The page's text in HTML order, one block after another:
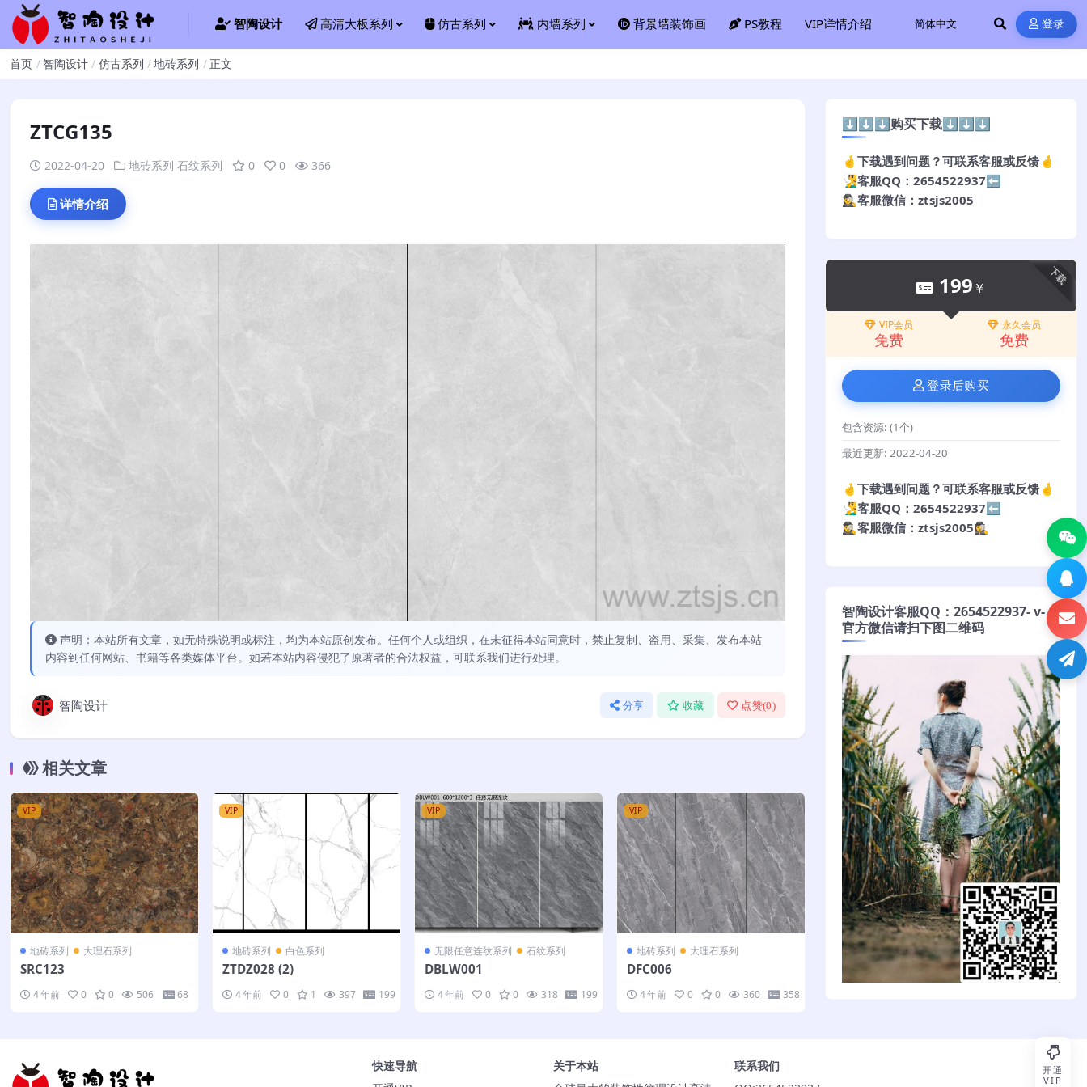
智陶设计 高清大板系列 仿古系列 内墙系列 背景墙装饰画 PS教程 VIP详情介绍 登录
首页 智陶设计 仿古系列 地砖系列 正文
ZTCG135
2022-04-20 地砖系列 石纹系列 0 0 366
详情介绍
声明：本站所有文章，如无特殊说明或标注，均为本站原创发布。任何个人或组织，在未征得本站同意时，禁止复制、盗用、采集、发布本站
内容到任何网站、书籍等各类媒体平台。如若本站内容侵犯了原著者的合法权益，可联系我们进行处理。
智陶设计 分享 收藏 点赞(0)
相关文章
VIP
地砖系列 大理石系列
SRC123
4 年前 0 0 506 68
VIP
地砖系列 白色系列
ZTDZ028 (2)
4 年前 0 1 397 199
VIP
无限任意连纹系列 石纹系列
DBLW001
4 年前 0 0 318 199
VIP
地砖系列 大理石系列
DFC006
4 年前 0 0 360 358
⬇️⬇️⬇️购买下载⬇️⬇️⬇️
🤞下载遇到问题？可联系客服或反馈🤞
🧏‍♂️客服QQ：2654522937⬅️
🕵️‍♀️客服微信：ztsjs2005
下载
199 ￥
VIP会员
免费
永久会员
免费
登录后购买
包含资源: (1个)
最近更新: 2022-04-20
🤞下载遇到问题？可联系客服或反馈🤞
🧏‍♂️客服QQ：2654522937⬅️
🕵️‍♀️客服微信：ztsjs2005🕵️‍♀️
智陶设计客服QQ：2654522937- v-
官方微信请扫下图二维码
快速导航
关于本站
联系我们
开通
VIP